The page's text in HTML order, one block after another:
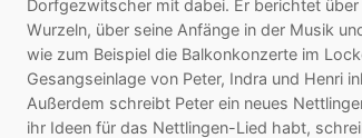
Dorfgezwitscher mit dabei. Er berichtet über
Wurzeln, über seine Anfänge in der Musik
wie zum Beispiel die Balkonkonzerte im
Gesangseinlage von Peter, Indra und Henri
Außerdem schreibt Peter ein neues
ihr Ideen für das Nettlingen-Lied habt,